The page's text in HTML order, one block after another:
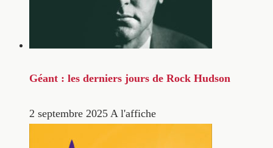
Géant : les derniers jours de Rock Hudson
2 septembre 2025 A l'affiche